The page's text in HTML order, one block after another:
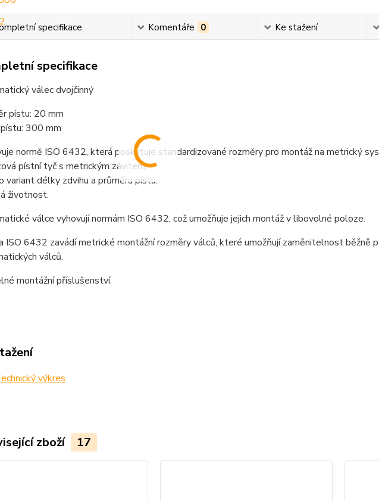
specifikace Komentáře 0 Ke stažení
specifikace
válec dvojčinný
pístu: 20 mm
300 mm
normě ISO 6432, která poskytuje standardizované rozměry pro montáž na metrický
pístní tyč s metrickým závitem.
variant délky zdvihu a průměru pístu.
životnost.
válce vyhovují normám ISO 6432, což umožňuje jejich montáž v libovolné poloze.
ISO 6432 zavádí metrické montážní rozměry válců, které umožňují zaměnitelnost běžně
válců.
montážní příslušenství.
výkres
zboží 17